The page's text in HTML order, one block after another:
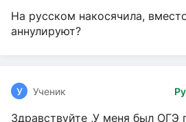
На русском накосячила,
аннулируют?
У Ученик
Здравствуйте ,У меня был ОГЭ